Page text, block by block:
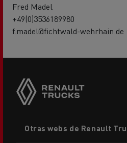
Fred Madel
+49(0)3536189980
f.madel@fichtwald-wehrhain.de
menu
Otras webs de Renault